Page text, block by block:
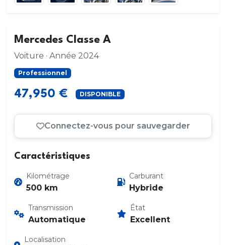
Mercedes Classe A
Voiture · Année 2024
Professionnel
47,950 € DISPONIBLE
Connectez-vous pour sauvegarder
Caractéristiques
Kilométrage
500 km
Carburant
Hybride
Transmission
Automatique
État
Excellent
Localisation